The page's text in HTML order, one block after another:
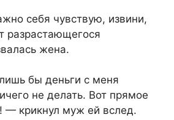
себя чувствую, извини,
разрастающегося
жена.
бы деньги с меня
не делать. Вот прямое
— крикнул муж ей вслед.